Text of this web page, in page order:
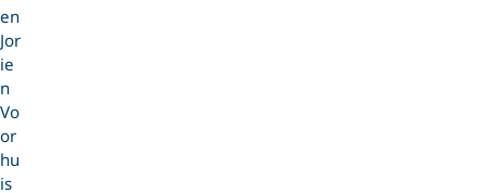
en
Jor
ie
n
Vo
or
hu
is